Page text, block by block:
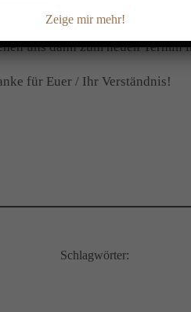
Arbeit als klassische
uns dann zum neuen
für Euer / Ihr Verständnis!
Schlagwörter:
Zeige mir mehr!